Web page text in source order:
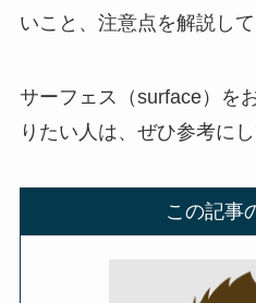
いこと、注意点を解説して
サーフェス（surface）を
りたい人は、ぜひ参考に
この記事